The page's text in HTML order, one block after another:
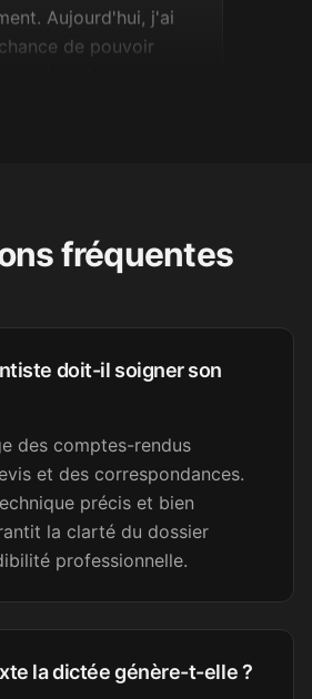
de pouvoir
vraiment.
will practice my
on the job
fait. Merci !
C.
médicale
Merci et félicitations.
fréquentes
doit-il soigner son
des comptes-rendus
et des correspondances.
précis et bien
la clarté du dossier
professionnelle.
la dictée génère-t-elle ?